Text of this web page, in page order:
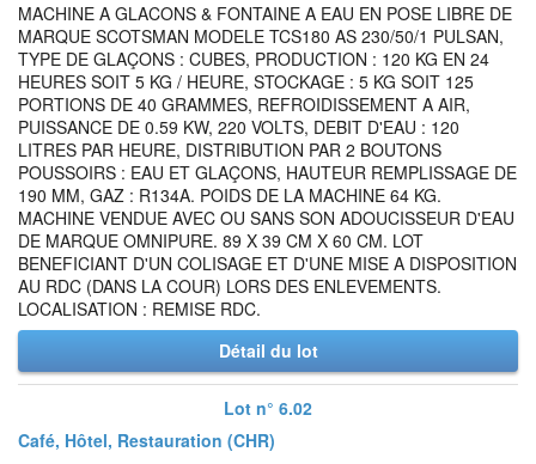
MACHINE A GLACONS & FONTAINE A EAU EN POSE LIBRE DE
MARQUE SCOTSMAN MODELE TCS180 AS 230/50/1 PULSAN,
TYPE DE GLAÇONS : CUBES, PRODUCTION : 120 KG EN 24
HEURES SOIT 5 KG / HEURE, STOCKAGE : 5 KG SOIT 125
PORTIONS DE 40 GRAMMES, REFROIDISSEMENT A AIR,
PUISSANCE DE 0.59 KW, 220 VOLTS, DEBIT D'EAU : 120
LITRES PAR HEURE, DISTRIBUTION PAR 2 BOUTONS
POUSSOIRS : EAU ET GLAÇONS, HAUTEUR REMPLISSAGE DE
190 MM, GAZ : R134A. POIDS DE LA MACHINE 64 KG.
MACHINE VENDUE AVEC OU SANS SON ADOUCISSEUR D'EAU
DE MARQUE OMNIPURE. 89 X 39 CM X 60 CM. LOT
BENEFICIANT D'UN COLISAGE ET D'UNE MISE A DISPOSITION
AU RDC (DANS LA COUR) LORS DES ENLEVEMENTS.
LOCALISATION : REMISE RDC.
Détail du lot
Lot n° 6.02
Café, Hôtel, Restauration (CHR)